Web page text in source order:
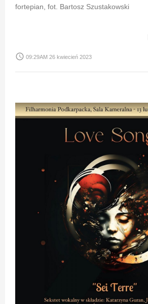
fortepian, fot. Bartosz Szustakowski
access_time 09:29AM 26 kwiecień 2023